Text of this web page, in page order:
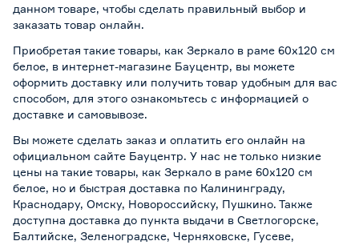
данном товаре, чтобы сделать правильный выбор и
заказать товар онлайн.
Приобретая такие товары, как Зеркало в раме 60х120 см
белое, в интернет-магазине Бауцентр, вы можете
оформить доставку или получить товар удобным для вас
способом, для этого ознакомьтесь с информацией о
доставке и самовывозе.
Вы можете сделать заказ и оплатить его онлайн на
официальном сайте Бауцентр. У нас не только низкие
цены на такие товары, как Зеркало в раме 60х120 см
белое, но и быстрая доставка по Калининграду,
Краснодару, Омску, Новороссийску, Пушкино. Также
доступна доставка до пункта выдачи в Светлогорске,
Балтийске, Зеленоградске, Черняховске, Гусеве,